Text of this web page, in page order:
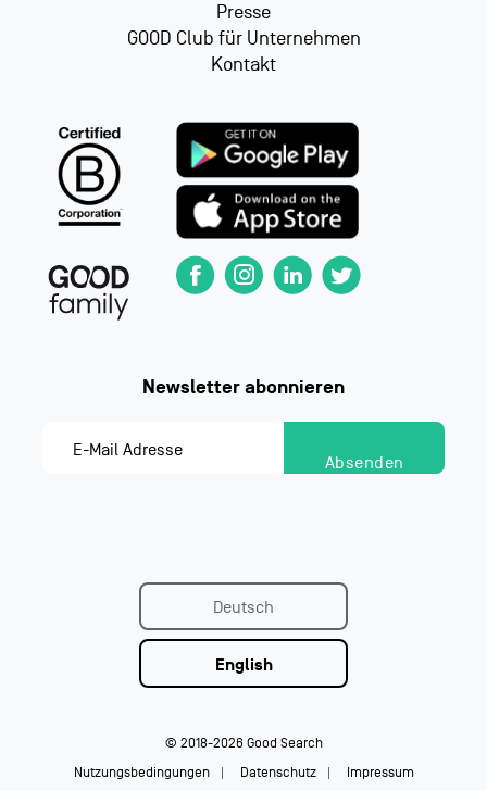
Presse
GOOD Club für Unternehmen
Kontakt
Deutsch
English
© 2018-2026 Good Search
Nutzungsbedingungen
Datenschutz Impressum